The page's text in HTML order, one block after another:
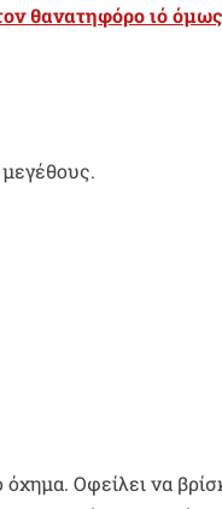
θανατηφόρο ιό
μεγέθους.
Οφείλει να